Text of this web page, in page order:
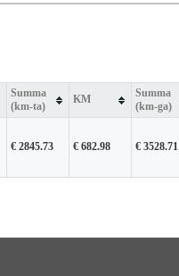
Summa
(km-ta)
KM
Summa
(km-ga)
€ 2845.73 € 682.98 € 3528.71